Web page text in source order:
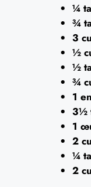
¼
¾
3
½
½
¾
1
3½
1
2
¼
2